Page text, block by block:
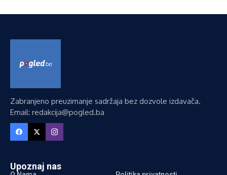
Zabranjeno preuzimanje sadržaja bez dozvole izdavača.
Email: redakcija@pogled.ba
Upoznaj nas